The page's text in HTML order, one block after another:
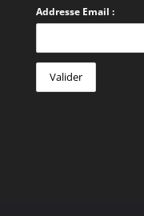
Addresse Email :